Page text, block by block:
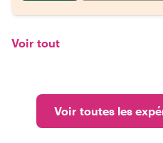
Voir tout
Voir toutes les